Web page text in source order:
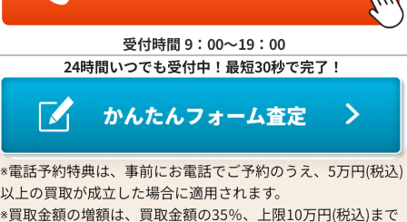
エドックス
EBERHARD
エベラール
EBEL
エベル
EPOS
Hermes
エルメス
OMEGA
グランドセイコー
CORUM
コルム
Concord
コンコルド
ジャケ・ドロー
Girard-Perregaux
ジラール・ペルゴ
Sinn
ジン
STOWA
ストーヴァ
SEIKO
FRANCK MULLER
フランク ミュラー
BOUCHERON
ブシュロン
BREITLING
ブライトリング
Blancpain
ブランパン
BVLGARI
ロジェ・デュブイ
ROLEX
ロレックス
LONGINES
ロンジン
受付時間 9：00〜19：00
24時間いつでも受付中！最短30秒で完了！
※電話予約特典は、事前にお電話でご予約のうえ、5万円(税込)
以上の買取が成立した場合に適用されます。
※買取金額の増額は、買取金額の35％、上限10万円(税込)まで